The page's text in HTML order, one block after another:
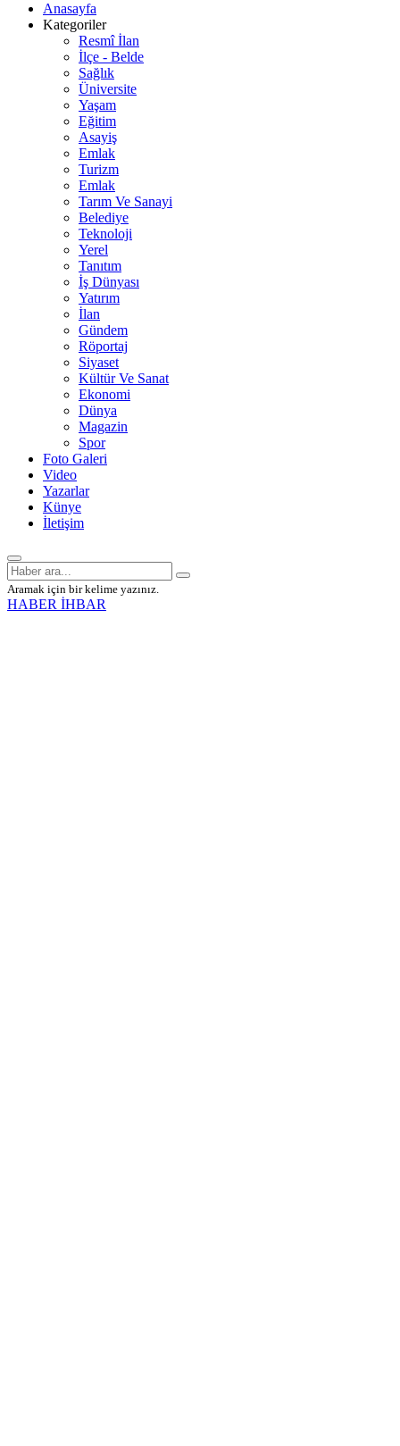
Anasayfa
Kategoriler
Resmî İlan
İlçe - Belde
Sağlık
Üniversite
Yaşam
Eğitim
Asayiş
Emlak
Turizm
Emlak
Tarım Ve Sanayi
Belediye
Teknoloji
Yerel
Tanıtım
İş Dünyası
Yatırım
İlan
Gündem
Röportaj
Siyaset
Kültür Ve Sanat
Ekonomi
Dünya
Magazin
Spor
Foto Galeri
Video
Yazarlar
Künye
İletişim
Aramak için bir kelime yazınız.
HABER İHBAR